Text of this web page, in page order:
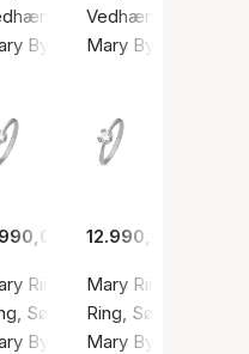
/ Hvid guld
Sølv farve / Hvid guld
By Aagaard
Vedhæng, Sølv
Mary By Aagaard
Labgrown Diamond
925
With 0.25ct W/VS
/ Hvid guld
kr.
Ring 14 Carat With 0.40ct
Sølv farve / Hvid guld
By Aagaard
12.990,00 kr.
Mary Ring 14
Ring, Sølv farve /
Mary By Aagaard